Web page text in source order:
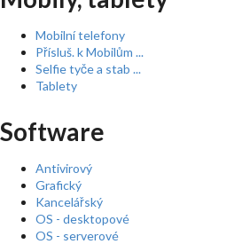
Mobilní telefony
Přísluš. k Mobilům ...
Selfie tyče a stab ...
Tablety
Software
Antivirový
Grafický
Kancelářský
OS - desktopové
OS - serverové